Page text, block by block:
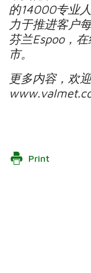
的14000专业
力于推进客户
芬兰Espoo，
市。
更多内容，欢
Print